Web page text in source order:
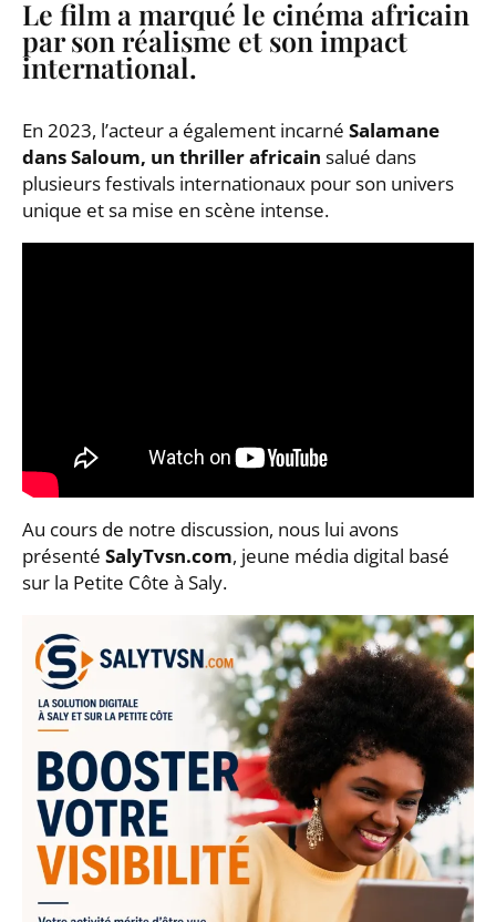
Le film a marqué le cinéma africain
par son réalisme et son impact
international.
En 2023, l’acteur a également incarné Salamane
dans Saloum, un thriller africain salué dans
plusieurs festivals internationaux pour son univers
unique et sa mise en scène intense.
Au cours de notre discussion, nous lui avons
présenté SalyTvsn.com, jeune média digital basé
sur la Petite Côte à Saly.